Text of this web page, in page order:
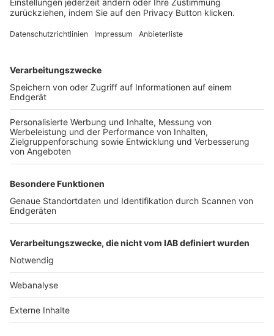
FOLGE DEM BFV
TOP-VEREINE
TOP-PARTNER
Nutzungsbedingungen Datenschutz Impressum